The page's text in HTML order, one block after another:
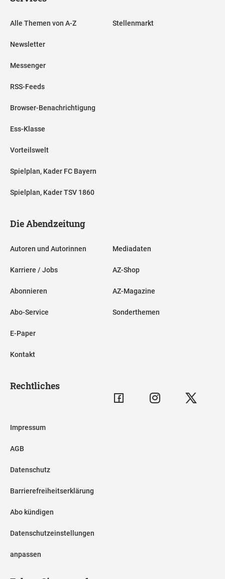
Alle Themen von A-Z
Newsletter
Messenger
RSS-Feeds
Browser-Benachrichtigung
Ess-Klasse
Vorteilswelt
Spielplan, Kader FC Bayern
Spielplan, Kader TSV 1860
Stellenmarkt
Die Abendzeitung
Autoren und Autorinnen
Karriere / Jobs
Abonnieren
Abo-Service
E-Paper
Kontakt
Mediadaten
AZ-Shop
AZ-Magazine
Sonderthemen
Rechtliches
Impressum
AGB
Datenschutz
Barrierefreiheitserklärung
Abo kündigen
Datenschutzeinstellungen
anpassen